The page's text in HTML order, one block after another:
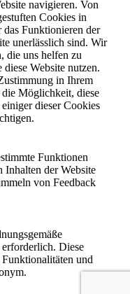
navigieren. Von
Cookies in
Funktionieren der
unerlässlich sind. Wir
die uns helfen zu
Website nutzen.
in Ihrem
die Möglichkeit, diese
dieser Cookies
Funktionen
Inhalten der Website
von Feedback
Diese
und